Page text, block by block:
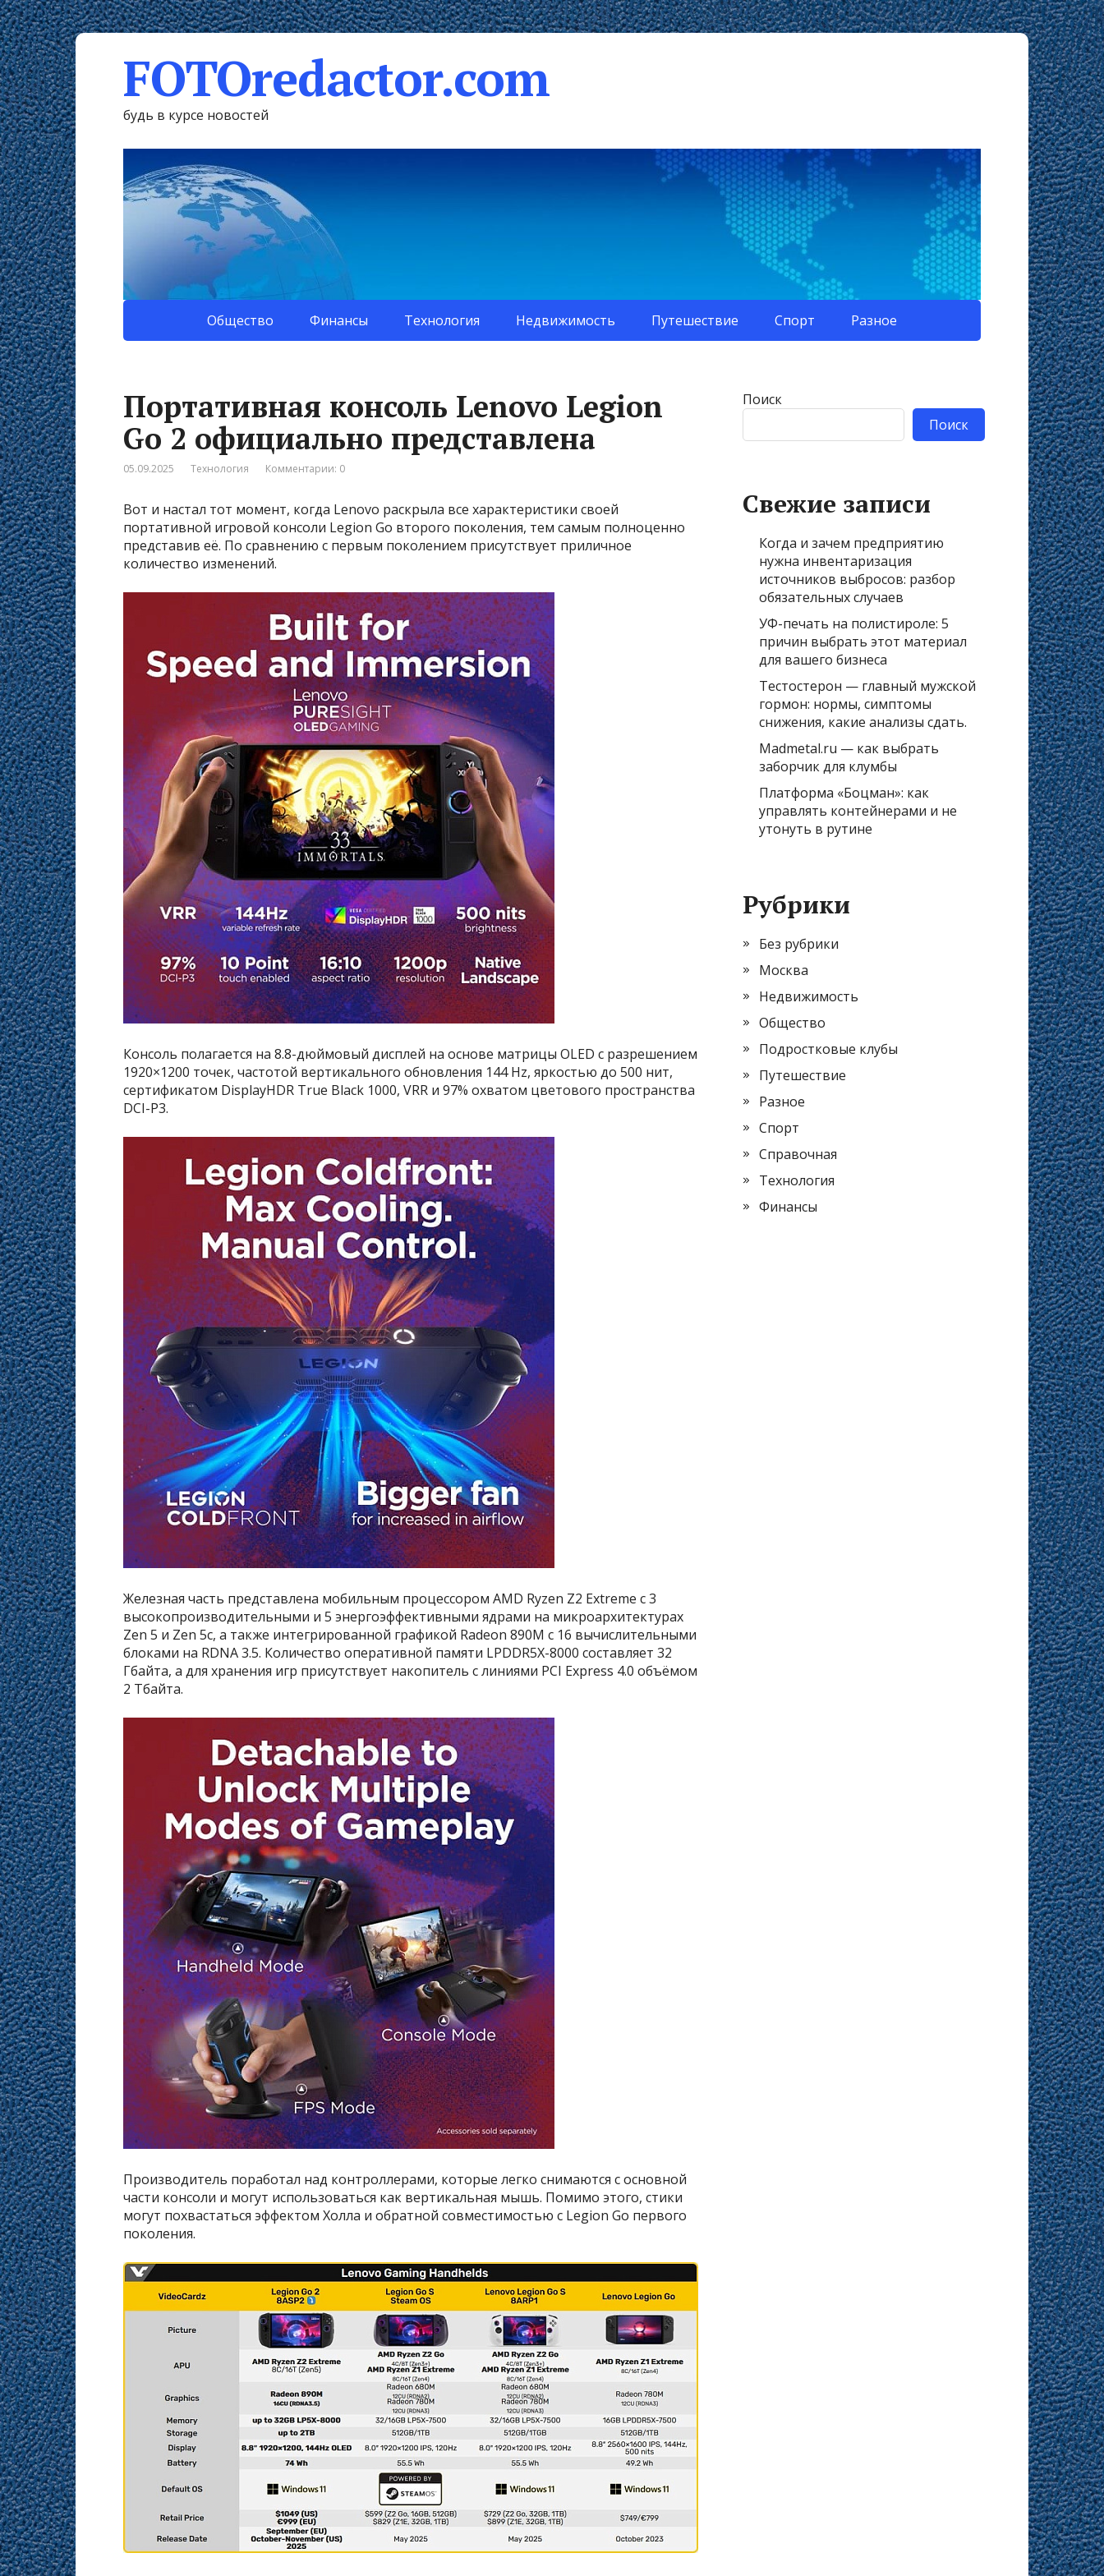
FOTOredactor.com
будь в курсе новостей
Общество Финансы Технология Недвижимость Путешествие Спорт Разное
Портативная консоль Lenovo Legion
Go 2 официально представлена
05.09.2025 Технология Комментарии: 0
Вот и настал тот момент, когда Lenovo раскрыла все характеристики своей
портативной игровой консоли Legion Go второго поколения, тем самым полноценно
представив её. По сравнению с первым поколением присутствует приличное
количество изменений.
Консоль полагается на 8.8-дюймовый дисплей на основе матрицы OLED с разрешением
1920×1200 точек, частотой вертикального обновления 144 Hz, яркостью до 500 нит,
сертификатом DisplayHDR True Black 1000, VRR и 97% охватом цветового пространства
DCI-P3.
Железная часть представлена мобильным процессором AMD Ryzen Z2 Extreme с 3
высокопроизводительными и 5 энергоэффективными ядрами на микроархитектурах
Zen 5 и Zen 5c, а также интегрированной графикой Radeon 890M с 16 вычислительными
блоками на RDNA 3.5. Количество оперативной памяти LPDDR5X-8000 составляет 32
Гбайта, а для хранения игр присутствует накопитель с линиями PCI Express 4.0 объёмом
2 Тбайта.
Производитель поработал над контроллерами, которые легко снимаются с основной
части консоли и могут использоваться как вертикальная мышь. Помимо этого, стики
могут похвастаться эффектом Холла и обратной совместимостью с Legion Go первого
поколения.
Поиск
Поиск
Свежие записи
Когда и зачем предприятию
нужна инвентаризация
источников выбросов: разбор
обязательных случаев
УФ-печать на полистироле: 5
причин выбрать этот материал
для вашего бизнеса
Тестостерон — главный мужской
гормон: нормы, симптомы
снижения, какие анализы сдать.
Madmetal.ru — как выбрать
заборчик для клумбы
Платформа «Боцман»: как
управлять контейнерами и не
утонуть в рутине
Рубрики
Без рубрики
Москва
Недвижимость
Общество
Подростковые клубы
Путешествие
Разное
Спорт
Справочная
Технология
Финансы